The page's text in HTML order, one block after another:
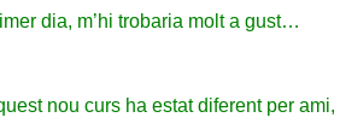
dia, m’hi trobaria molt a gust…
nou curs ha estat diferent per ami,